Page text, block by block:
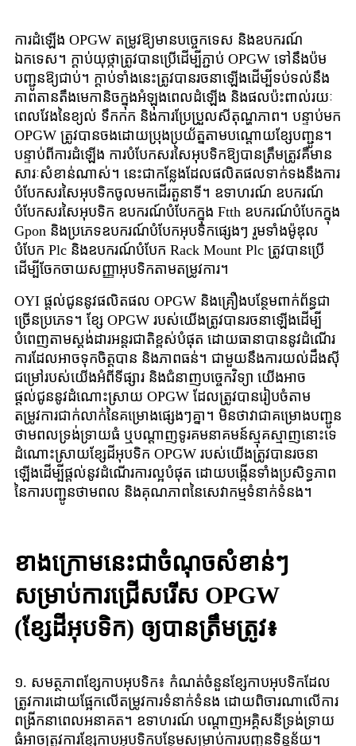
ការដំឡើង OPGW តម្រូវឱ្យមានបច្ចេកទេស និងឧបករណ៍
ឯកទេស។ ក្ដាប់យុថ្កាត្រូវបានប្រើដើម្បីភ្ជាប់ OPGW ទៅនឹងប៉ម
បញ្ជូនឱ្យជាប់។ ក្ដាប់ទាំងនេះត្រូវបានរចនាឡើងដើម្បីទប់ទល់នឹង
ភាពតានតឹងមេកានិចក្នុងអំឡុងពេលដំឡើង និងផលប៉ះពាល់រយៈ
ពេលវែងនៃខ្យល់ ទឹកកក និងការប្រែប្រួលសីតុណ្ហភាព។ បន្ទាប់មក
OPGW ត្រូវបានចងដោយប្រុងប្រយ័ត្នតាមបណ្តោយខ្សែបញ្ជូន។
បន្ទាប់ពីការដំឡើង ការបំបែកសរសៃអុបទិកឱ្យបានត្រឹមត្រូវគឺមាន
សារៈសំខាន់ណាស់។ នេះជាកន្លែងដែលផលិតផលទាក់ទងនឹងការ
បំបែកសរសៃអុបទិកចូលមកដើរតួនាទី។ ឧទាហរណ៍ ឧបករណ៍
បំបែកសរសៃអុបទិក ឧបករណ៍បំបែកក្នុង Ftth ឧបករណ៍បំបែកក្នុង
Gpon និងប្រភេទឧបករណ៍បំបែកអុបទិកផ្សេងៗ រួមទាំងម៉ូឌុល
បំបែក Plc និងឧបករណ៍បំបែក Rack Mount Plc ត្រូវបានប្រើ
ដើម្បីចែកចាយសញ្ញាអុបទិកតាមតម្រូវការ។
OYI ផ្តល់ជូននូវផលិតផល OPGW និងគ្រឿងបន្ថែមពាក់ព័ន្ធជា
ច្រើនប្រភេទ។ ខ្សែ OPGW របស់យើងត្រូវបានរចនាឡើងដើម្បី
បំពេញតាមស្តង់ដារអន្តរជាតិខ្ពស់បំផុត ដោយធានាបាននូវដំណើរ
ការដែលអាចទុកចិត្តបាន និងភាពធន់។ ជាមួយនឹងការយល់ដឹងស៊ី
ជម្រៅរបស់យើងអំពីទីផ្សារ និងជំនាញបច្ចេកវិទ្យា យើងអាច
ផ្តល់ជូននូវដំណោះស្រាយ OPGW ដែលត្រូវបានរៀបចំតាម
តម្រូវការជាក់លាក់នៃគម្រោងផ្សេងៗគ្នា។ មិនថាវាជាគម្រោងបញ្ជូន
ថាមពលទ្រង់ទ្រាយធំ ឬបណ្តាញទូរគមនាគមន៍ស្មុគស្មាញនោះទេ
ដំណោះស្រាយខ្សែដីអុបទិក OPGW របស់យើងត្រូវបានរចនា
ឡើងដើម្បីផ្តល់នូវដំណើរការល្អបំផុត ដោយបង្កើនទាំងប្រសិទ្ធភាព
នៃការបញ្ជូនថាមពល និងគុណភាពនៃសេវាកម្មទំនាក់ទំនង។
ខាងក្រោមនេះជាចំណុចសំខាន់ៗ
សម្រាប់ការជ្រើសរើស OPGW
(ខ្សែដីអុបទិក) ឲ្យបានត្រឹមត្រូវ៖
១. សមត្ថភាពខ្សែកាបអុបទិក៖ កំណត់ចំនួនខ្សែកាបអុបទិកដែល
ត្រូវការដោយផ្អែកលើតម្រូវការទំនាក់ទំនង ដោយពិចារណាលើការ
ពង្រីកនាពេលអនាគត។ ឧទាហរណ៍ បណ្តាញអគ្គិសនីទ្រង់ទ្រាយ
ធំអាចត្រូវការខ្សែកាបអុបទិកបន្ថែមសម្រាប់ការបញ្ជូនទិន្នន័យ។